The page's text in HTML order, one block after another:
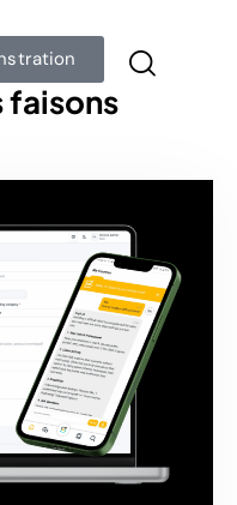
faisons